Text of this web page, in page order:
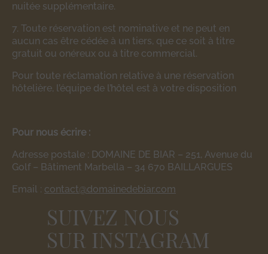
nuitée supplémentaire.
7. Toute réservation est nominative et ne peut en
aucun cas être cédée à un tiers, que ce soit à titre
gratuit ou onéreux ou à titre commercial.
Pour toute réclamation relative à une réservation
hôtelière, l’équipe de l’hôtel est à votre disposition
Pour nous écrire :
Adresse postale : DOMAINE DE BIAR – 251, Avenue du
Golf – Bâtiment Marbella – 34 670 BAILLARGUES
Email : contact@domainedebiar.com
SUIVEZ NOUS
SUR INSTAGRAM